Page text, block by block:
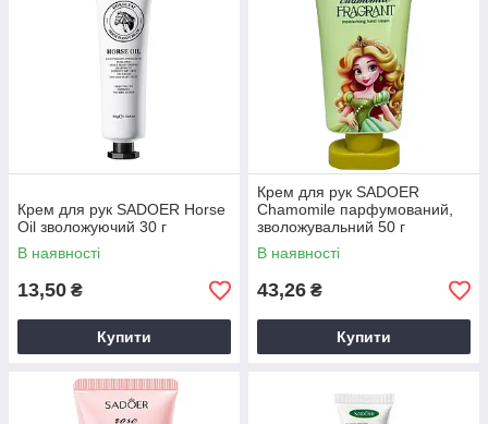
Крем для рук SADOER Horse
Oil зволожуючий 30 г
В наявності
13,50 ₴
Купити
Крем для рук SADOER
Chamomile парфумований,
зволожувальний 50 г
В наявності
43,26 ₴
Купити